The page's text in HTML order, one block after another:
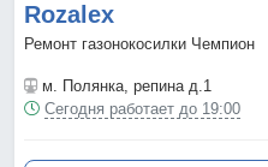
Rozalex
Ремонт газонокосилки Чемпион
м. Полянка, репина д.1
Сегодня работает до 19:00